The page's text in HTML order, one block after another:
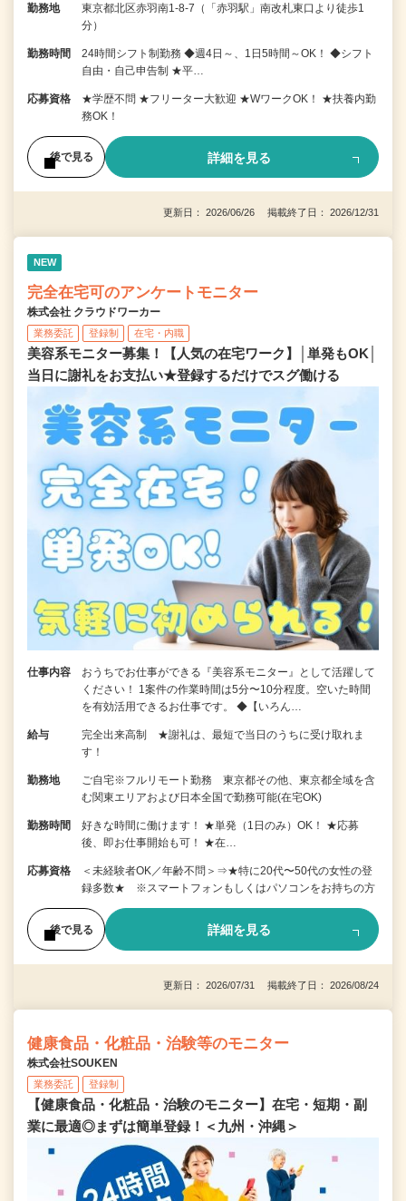
勤務地
東京都北区赤羽南1-8-7（「赤羽駅」南改札東口より徒歩1
分）
勤務時間
24時間シフト制勤務 ◆週4日～、1日5時間～OK！ ◆シフト
自由・自己申告制 ★平…
応募資格
★学歴不問 ★フリーター大歓迎 ★WワークOK！ ★扶養内勤
務OK！
後で見る 詳細を見る
更新日： 2026/06/26 掲載終了日： 2026/12/31
NEW
完全在宅可のアンケートモニター
株式会社 クラウドワーカー
業務委託 登録制 在宅・内職
美容系モニター募集！【人気の在宅ワーク】│単発もOK│
当日に謝礼をお支払い★登録するだけでスグ働ける
仕事内容
おうちでお仕事ができる『美容系モニター』として活躍して
ください！ 1案件の作業時間は5分〜10分程度。空いた時間
を有効活用できるお仕事です。 ◆【いろん…
給与
完全出来高制 ★謝礼は、最短で当日のうちに受け取れま
す！
勤務地
ご自宅※フルリモート勤務 東京都その他、東京都全域を含
む関東エリアおよび日本全国で勤務可能(在宅OK)
勤務時間
好きな時間に働けます！ ★単発（1日のみ）OK！ ★応募
後、即お仕事開始も可！ ★在…
応募資格
＜未経験者OK／年齢不問＞⇒★特に20代〜50代の女性の登
録多数★ ※スマートフォンもしくはパソコンをお持ちの方
後で見る 詳細を見る
更新日： 2026/07/31 掲載終了日： 2026/08/24
健康食品・化粧品・治験等のモニター
株式会社SOUKEN
業務委託 登録制
【健康食品・化粧品・治験のモニター】在宅・短期・副
業に最適◎まずは簡単登録！＜九州・沖縄＞